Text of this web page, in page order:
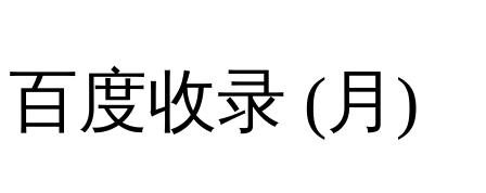
百度收录 (月)